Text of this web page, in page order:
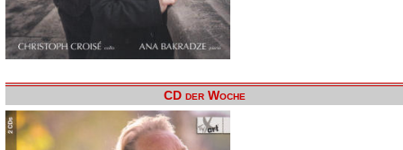
CD der Woche